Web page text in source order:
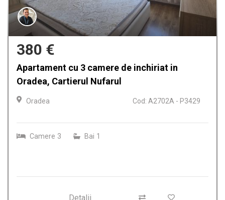
380 €
Apartament cu 3 camere de inchiriat in
Oradea, Cartierul Nufarul
Oradea Cod: A2702A - P3429
Camere 3 Bai 1
Detalii